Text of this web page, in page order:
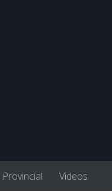
Provincial Videos